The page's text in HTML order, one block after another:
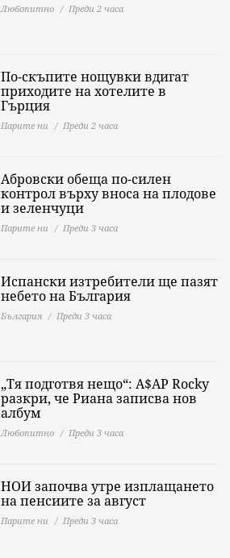
Любопитно Преди 2 часа
По-скъпите нощувки вдигат
приходите на хотелите в
Гърция
Парите ни Преди 2 часа
Абровски обеща по-силен
контрол върху вноса на плодове
и зеленчуци
Парите ни Преди 3 часа
Испански изтребители ще пазят
небето на България
България Преди 3 часа
„Тя подготвя нещо“: A$AP Rocky
разкри, че Риана записва нов
албум
Любопитно Преди 3 часа
НОИ започва утре изплащането
на пенсиите за август
Парите ни Преди 3 часа